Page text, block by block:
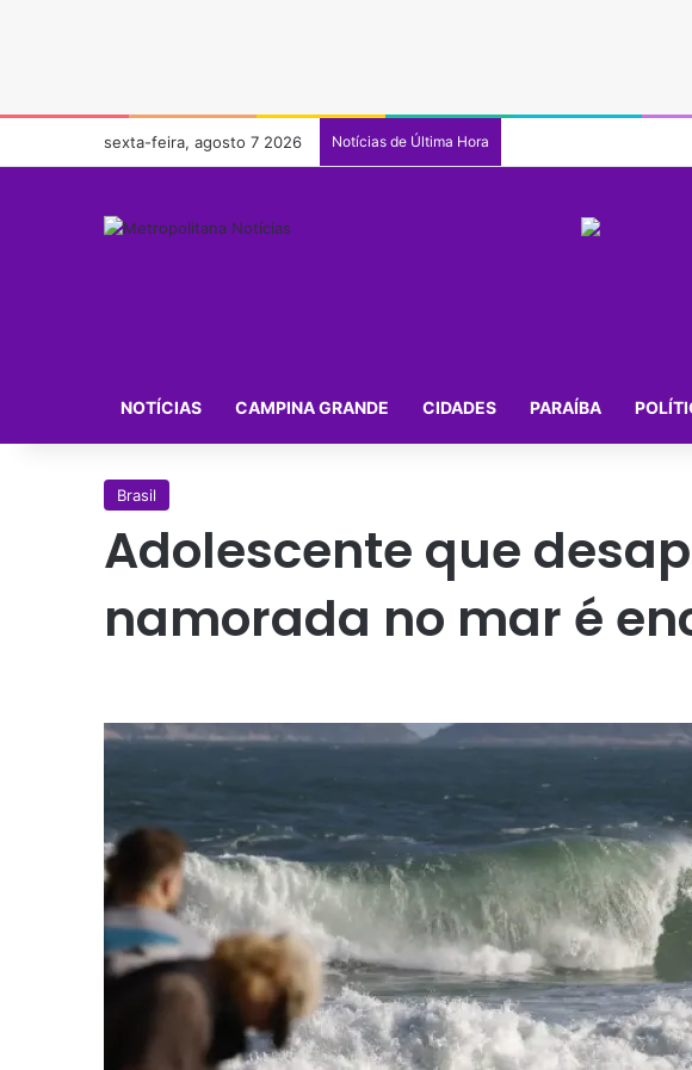
sexta-feira, agosto 7 2026 Notícias de Última Hora
NOTÍCIAS CAMPINA GRANDE CIDADES PARAÍBA
Brasil
Adolescente que
namorada no mar é